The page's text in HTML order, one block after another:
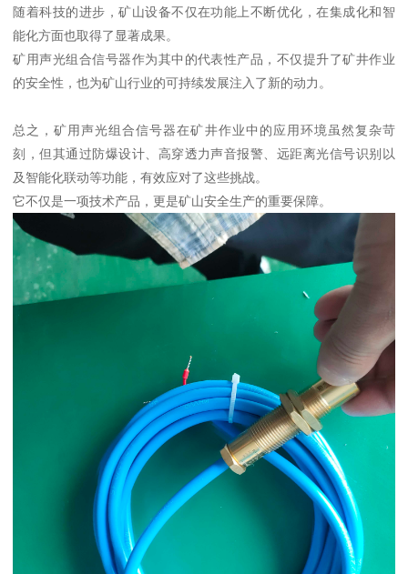
随着科技的进步，矿山设备不仅在功能上不断优化，在集成化和智
能化方面也取得了显著成果。
矿用声光组合信号器作为其中的代表性产品，不仅提升了矿井作业
的安全性，也为矿山行业的可持续发展注入了新的动力。
总之，矿用声光组合信号器在矿井作业中的应用环境虽然复杂苛
刻，但其通过防爆设计、高穿透力声音报警、远距离光信号识别以
及智能化联动等功能，有效应对了这些挑战。
它不仅是一项技术产品，更是矿山安全生产的重要保障。